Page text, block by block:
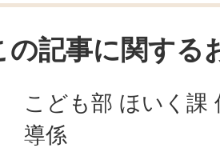
の記事に関する
こども部 ほいく課
導係